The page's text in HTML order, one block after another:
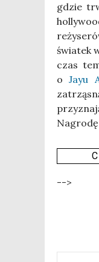
gdzie
świa­tek
czas
oJayu
-->